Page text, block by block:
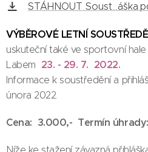
STÁHNOUT
VÝBĚROVÉ LETNÍ
uskuteční také ve sportovní hale
Labem 23. - 29. 7. 2022.
Informace k soustředění a
února 2022.
Cena: 3.000,- Termín